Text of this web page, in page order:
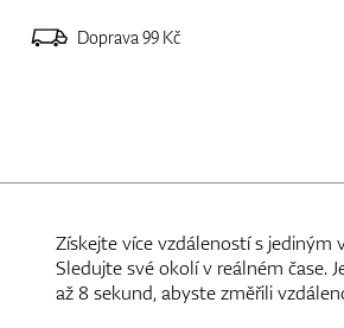
Doprava 99 Kč
Získejte více vzdáleností s jediným
Sledujte své okolí v reálném čase.
až 8 sekund, abyste změřili